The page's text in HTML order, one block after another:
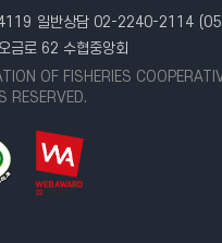
일반상담 02-2240-2114
금로 62 수협중앙회
OF FISHERIES
RESERVED.